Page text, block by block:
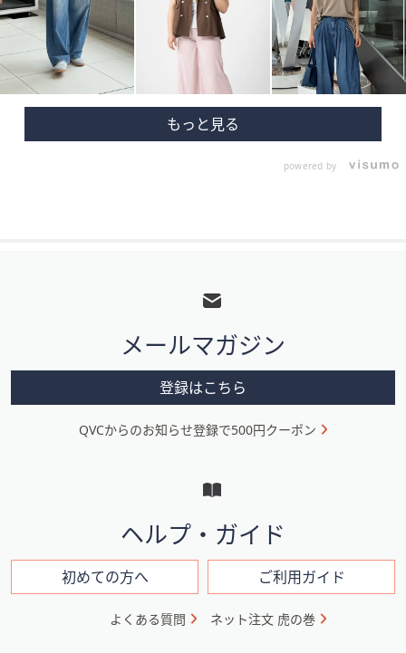
powered by
メ
ニ
ン
メールマガジン
登録はこちら
QVCからのお知らせ登録で500円クーポン
ヘルプ・ガイド
初めての方へ ご利用ガイド
よくある質問 ネット注文 虎の巻